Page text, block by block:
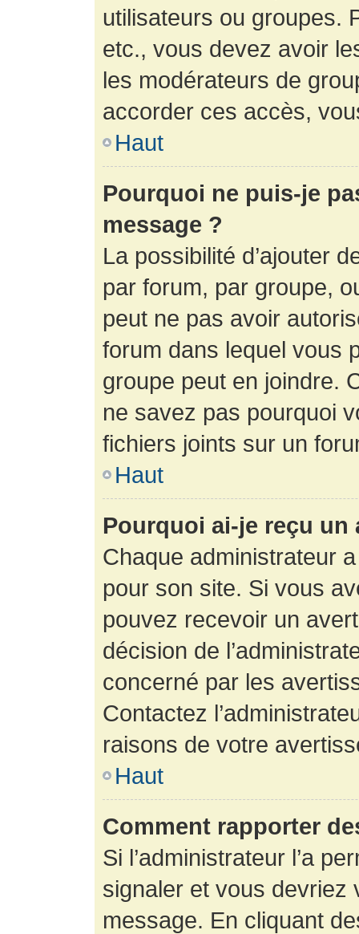
utilisateurs ou groupes.
etc., vous devez avoir
les modérateurs de
accorder ces accès,
Haut
Pourquoi ne puis-je
message ?
La possibilité d’ajouter
par forum, par groupe,
peut ne pas avoir
forum dans lequel vous
groupe peut en joindre.
ne savez pas pourquoi
fichiers joints sur un
Haut
Pourquoi ai-je reçu un
Chaque administrateur
pour son site. Si vous
pouvez recevoir un
décision de
concerné par les
Contactez
raisons de votre
Haut
Comment rapporter
Si l’administrateur l’a
signaler et vous devriez
message. En cliquant